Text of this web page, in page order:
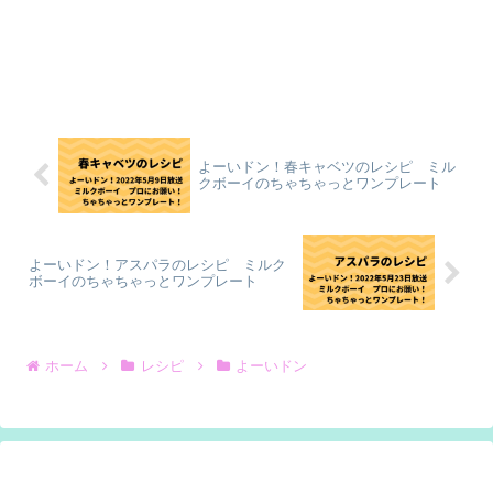
よーいドン！春キャベツのレシピ ミル
クボーイのちゃちゃっとワンプレート
よーいドン！アスパラのレシピ ミルク
ボーイのちゃちゃっとワンプレート
ホーム レシピ よーいドン